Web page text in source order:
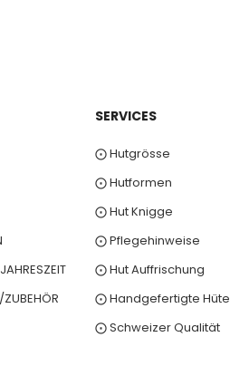
SERVICES
⨀ Hutgrösse
⨀ Hutformen
⨀ Hut Knigge
⨀ Pflegehinweise
⨀ Hut Auffrischung
⨀ Handgefertigte Hüte
⨀ Schweizer Qualität